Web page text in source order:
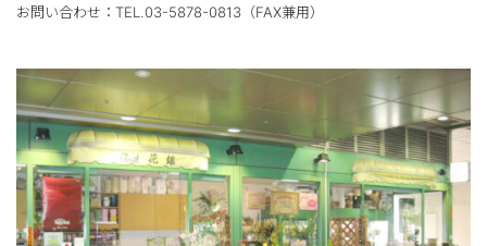
お問い合わせ：TEL.03-5878-0813（FAX兼用）